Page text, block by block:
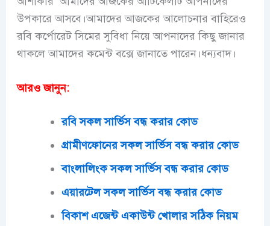
উপকারে আসবে।আমাদের আজকের আলোচনার বাহিরেও
রবি কর্পোরেট সিমের সুবিধানিয়ে আপনাদের কিছু জানার
থাকলে আমাদের কমেন্ট বক্সে জানাতে পারেন।ধন্যবাদ।
আরও জানুন:
রবি সকল সার্ভিস বন্ধ করার কোড
গ্রামীণফোনের সকল সার্ভিস বন্ধ করার কোড
বাংলালিংক সকল সার্ভিস বন্ধ করার কোড
এয়ারটেল সকল সার্ভিস বন্ধ করার কোড
বিকাশ এজেন্ট একাউন্ট খোলার সঠিক নিয়ম